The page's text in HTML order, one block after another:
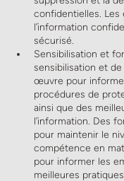
confidentielles. Les
l’information
sécurisé.
Sensibilisation et
sensibilisation et
œuvre pour
procédures de
ainsi que des
l’information. Des
pour maintenir le
compétence en
pour informer les
meilleures